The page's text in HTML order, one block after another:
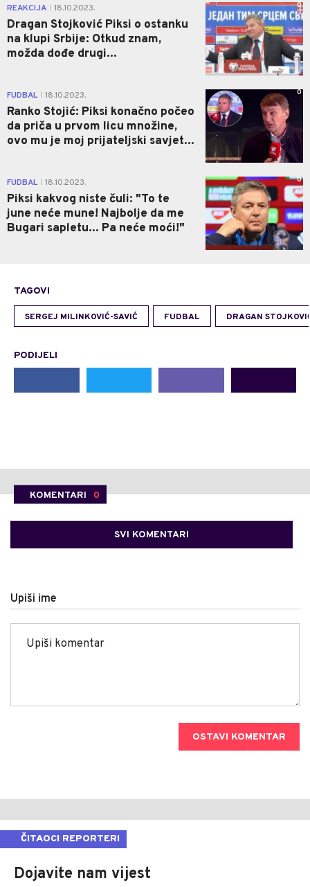
REAKCIJA 18.10.2023.
Dragan Stojković Piksi o ostanku
na klupi Srbije: Otkud znam,
možda dođe drugi...
0
FUDBAL 18.10.2023.
Ranko Stojić: Piksi konačno počeo
da priča u prvom licu množine,
ovo mu je moj prijateljski savjet...
0
FUDBAL 18.10.2023.
Piksi kakvog niste čuli: "To te
june neće mune! Najbolje da me
Bugari sapletu... Pa neće moći!"
0
TAGOVI
SERGEJ MILINKOVIĆ-SAVIĆ FUDBAL DRAGAN
PODIJELI
KOMENTARI 0
SVI KOMENTARI
Upiši ime
OSTAVI KOMENTAR
ČITAOCI REPORTERI
Dojavite nam vijest